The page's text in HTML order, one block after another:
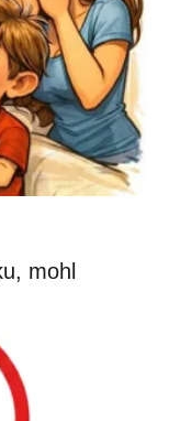
mohl